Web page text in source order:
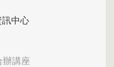
中心
辦講座